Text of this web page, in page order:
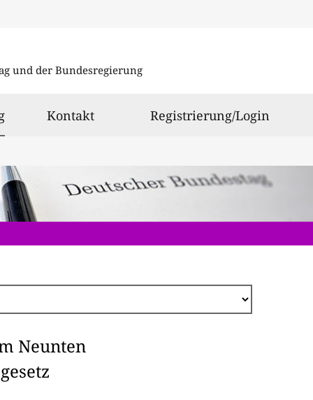
und der Bundesregierung
ausgewählt
Kontakt Registrierung/Login
Neunten